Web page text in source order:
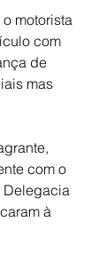
motorista
com
de
mas
com o
Delegacia
à